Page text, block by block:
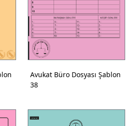
Avukat Büro Dosyası Şablon
38